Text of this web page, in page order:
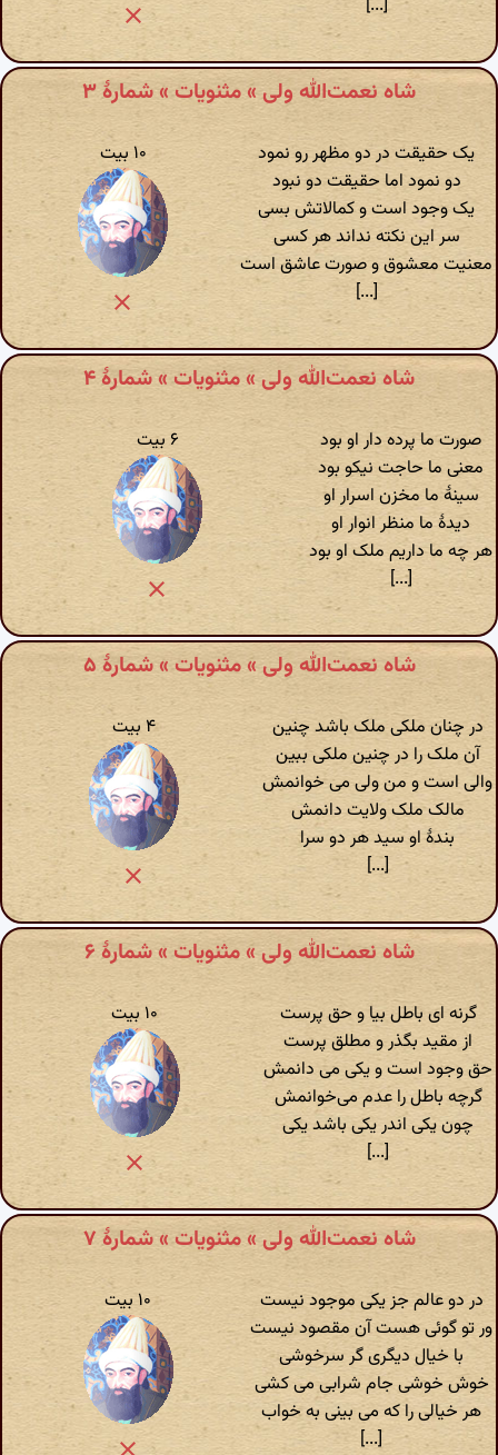
[...]
شاه نعمت‌الله ولی » مثنویات » شمارهٔ ۳
یک حقیقت در دو مظهر رو نمود
دو نمود اما حقیقت دو نبود
یک وجود است و کمالاتش بسی
سر این نکته نداند هر کسی
معنیت معشوق و صورت عاشق است
[...]
۱۰ بیت
شاه نعمت‌الله ولی » مثنویات » شمارهٔ ۴
صورت ما پرده دار او بود
معنی ما حاجت نیکو بود
سینهٔ ما مخزن اسرار او
دیدهٔ ما منظر انوار او
هر چه ما داریم ملک او بود
[...]
۶ بیت
شاه نعمت‌الله ولی » مثنویات » شمارهٔ ۵
در چنان ملکی ملک باشد چنین
آن ملک را در چنین ملکی ببین
والی است و من ولی می خوانمش
مالک ملک ولایت دانمش
بندهٔ او سید هر دو سرا
[...]
۴ بیت
شاه نعمت‌الله ولی » مثنویات » شمارهٔ ۶
گرنه ای باطل بیا و حق پرست
از مقید بگذر و مطلق پرست
حق وجود است و یکی می دانمش
گرچه باطل را عدم می‌خوانمش
چون یکی اندر یکی باشد یکی
[...]
۱۰ بیت
شاه نعمت‌الله ولی » مثنویات » شمارهٔ ۷
در دو عالم جز یکی موجود نیست
ور تو گوئی هست آن مقصود نیست
با خیال دیگری گر سرخوشی
خوش خوشی جام شرابی می کشی
هر خیالی را که می بینی به خواب
[...]
۱۰ بیت